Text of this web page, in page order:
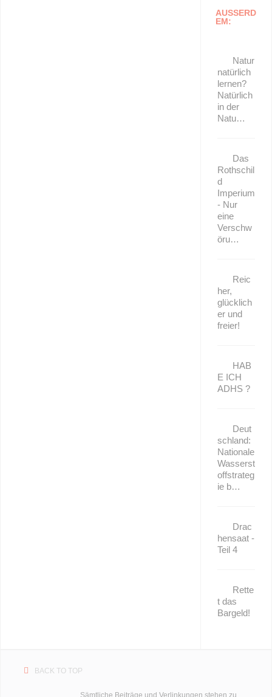
AUSSERD
EM:
Natur
natürlich
lernen?
Natürlich
in der
Natu…
Das
Rothschil
d
Imperium
- Nur
eine
Verschw
öru…
Reic
her,
glücklich
er und
freier!
HAB
E ICH
ADHS ?
Deut
schland:
Nationale
Wasserst
offstrateg
ie b…
Drac
hensaat -
Teil 4
Rette
t das
Bargeld!
BACK TO TOP
Sämtliche Beiträge und Verlinkungen stehen zu